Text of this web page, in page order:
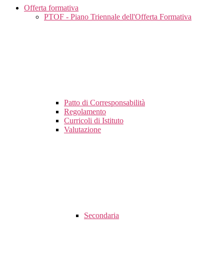
Offerta formativa
PTOF - Piano Triennale dell'Offerta Formativa
Patto di Corresponsabilità
Regolamento
Curricoli di Istituto
Valutazione
Secondaria